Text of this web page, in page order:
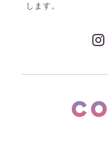
します。